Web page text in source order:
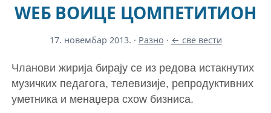
WЕБ ВОИЦЕ ЦОМПЕТИТИОН
17. новембар 2013. · Разно · ← све вести
Чланови жирија бирају се из редова истакнутих
музичких педагога, телевизије, репродуктивних
уметника и менаџера схоw бизниса.